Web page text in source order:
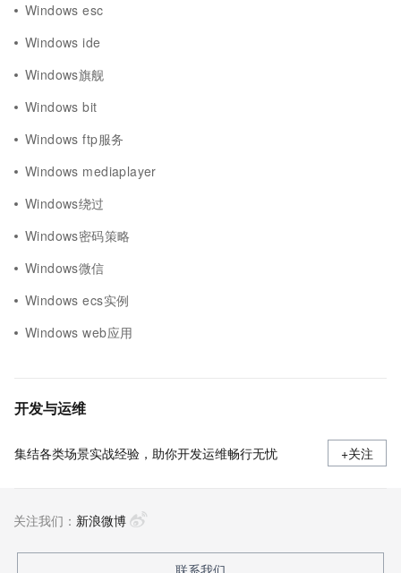
Windows esc
Windows ide
Windows旗舰
Windows bit
Windows ftp服务
Windows mediaplayer
Windows绕过
Windows密码策略
Windows微信
Windows ecs实例
Windows web应用
开发与运维
集结各类场景实战经验，助你开发运维畅行无忧 +关注
关注我们： 新浪微博
联系我们